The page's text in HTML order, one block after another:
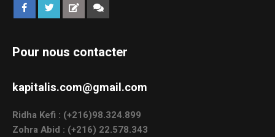
Pour nous contacter
kapitalis.com@gmail.com
Ridha Kefi : (+216)98.324.899
Zohra Abid : (+216) 22.578.343